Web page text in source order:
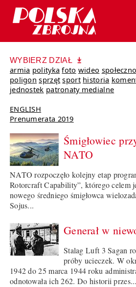
WYBIERZ DZIAŁ
armia polityka foto wideo
poligon sprzęt sport historia
jednostek patronaty medialne
ENGLISH
Prenumerata 2019
Śmigłowiec
NATO
NATO rozpoczęło kolejny etap
Rotorcraft Capability”, którego celem
nowego średniego śmigłowca
Sojus...
Generał w
Stalag Luft 3 Sagan
próby ucieczek. W
1942 do 25 marca 1944 roku
odnotowała ich 262. Do historii przes...